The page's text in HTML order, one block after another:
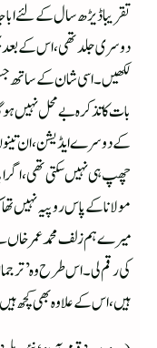
تقر یبا ڈیڑھ سال کے لئے
دوسری جلد تھی، اس کے بعد
لکھیں۔ اسی شان کے ساتھ
بات کا تذکرہ بے محل نہیں
کے دوسرے ایڈیشن، ان تینوں
چھپ ہی نہیں سکتی تھی، اگر
مولانا کے پاس روپیہ نہیں
میرے ہم زلف محمد عمر خاں
کی رقم لی۔ اس طرح
ہیں، اس کے علاوہ بھی کچھ